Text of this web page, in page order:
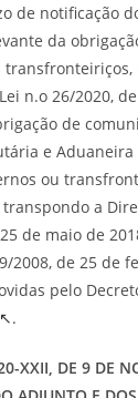
de notificação
da
transfronteiriços,
n.o 26/2020,
de
e
ou
a
de maio de
2008, de 25 de
pelo
↖.
XXII, DE 9 DE